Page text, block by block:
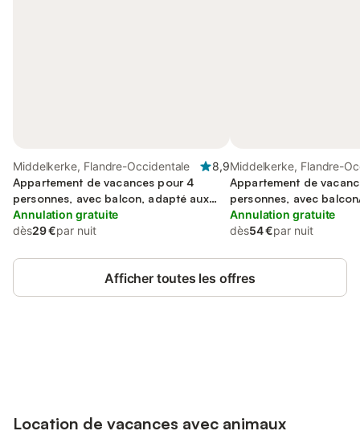
Middelkerke, Flandre-Occidentale
8,9
Appartement de vacances pour 4
personnes, avec balcon, adapté aux
familles
Annulation gratuite
dès29 €par nuit
Middelkerke, Flandre-
Appartement de
personnes, avec
terrasse, animaux
Annulation gratuite
dès54 €par nuit
Afficher toutes les offres
Location de vacances avec animaux